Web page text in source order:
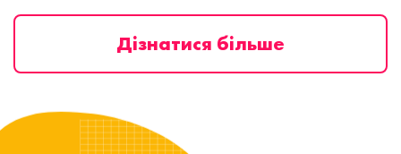
Дізнатися більше